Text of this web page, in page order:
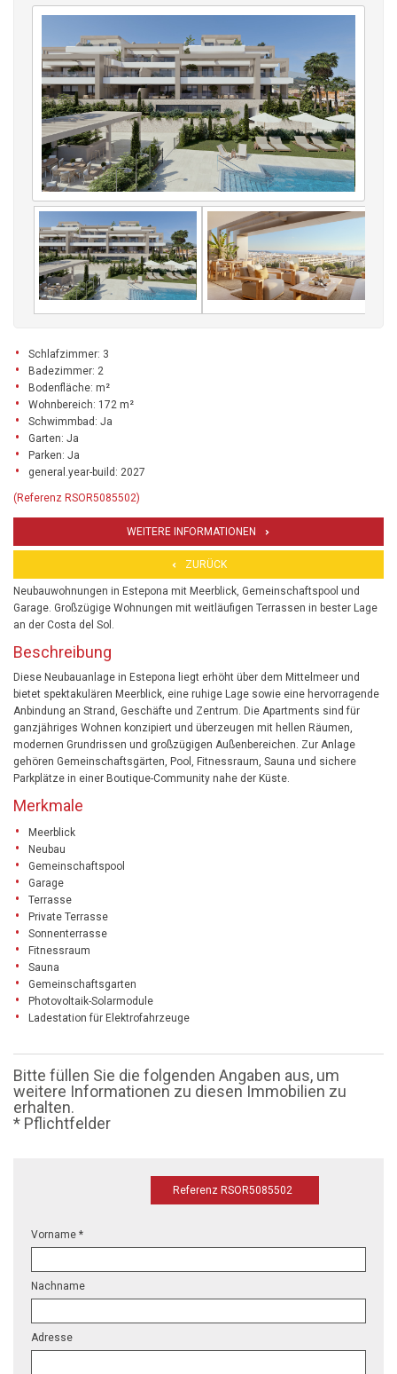
Schlafzimmer: 3
Badezimmer: 2
Bodenfläche: m²
Wohnbereich: 172 m²
Schwimmbad: Ja
Garten: Ja
Parken: Ja
general.year-build: 2027
(Referenz RSOR5085502)
WEITERE INFORMATIONEN
ZURÜCK
Neubauwohnungen in Estepona mit Meerblick, Gemeinschaftspool und
Garage. Großzügige Wohnungen mit weitläufigen Terrassen in bester Lage
an der Costa del Sol.
Beschreibung
Diese Neubauanlage in Estepona liegt erhöht über dem Mittelmeer und
bietet spektakulären Meerblick, eine ruhige Lage sowie eine hervorragende
Anbindung an Strand, Geschäfte und Zentrum. Die Apartments sind für
ganzjähriges Wohnen konzipiert und überzeugen mit hellen Räumen,
modernen Grundrissen und großzügigen Außenbereichen. Zur Anlage
gehören Gemeinschaftsgärten, Pool, Fitnessraum, Sauna und sichere
Parkplätze in einer Boutique-Community nahe der Küste.
Merkmale
Meerblick
Neubau
Gemeinschaftspool
Garage
Terrasse
Private Terrasse
Sonnenterrasse
Fitnessraum
Sauna
Gemeinschaftsgarten
Photovoltaik-Solarmodule
Ladestation für Elektrofahrzeuge
Bitte füllen Sie die folgenden Angaben aus, um
weitere Informationen zu diesen Immobilien zu
erhalten.
* Pflichtfelder
Referenz RSOR5085502
Vorname *
Nachname
Adresse